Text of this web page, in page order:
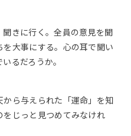
きに行く。全員の意見を聞
大事にする。心の耳で聞い
るだろうか。
ら与えられた「運命」を知
じっと見つめてみなけれ